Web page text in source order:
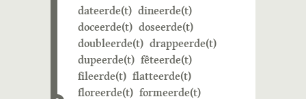
dateerde(t) dineerde(t)
doceerde(t) doseerde(t)
doubleerde(t) drappeerde(t)
dupeerde(t) fêteerde(t)
fileerde(t) flatteerde(t)
floreerde(t) formeerde(t)